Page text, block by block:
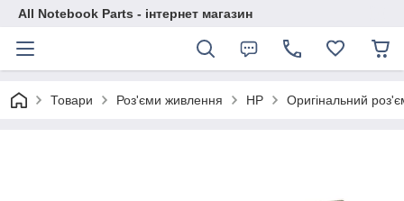
All Notebook Parts - інтернет магазин
Товари Роз'єми живлення HP Оригінальний